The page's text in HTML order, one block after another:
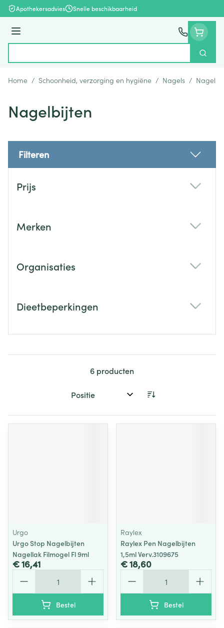
Ga naar de inhoud
Apothekersadvies Snelle beschikbaarheid
Menu
Zoek
Home / Schoonheid, verzorging en hygiëne / Nagels /
Nagelbijten
Filteren
Prijs
Merken
Organisaties
Dieetbeperkingen
6 producten
Sorteer op:
Urgo
Urgo Stop Nagelbijten
Nagellak Filmogel Fl 9ml
€ 16,41
Bestel
Raylex
Raylex Pen Nagelbijten
1,5ml Verv.3109675
€ 18,60
Bestel